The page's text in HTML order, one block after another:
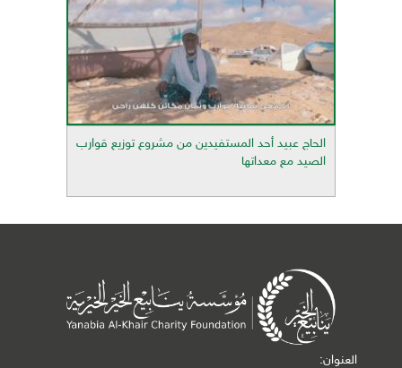
الحاج عبيد أحد المستفيدين من مشروع توزيع قوارب
الصيد مع معداتها
العنوان: